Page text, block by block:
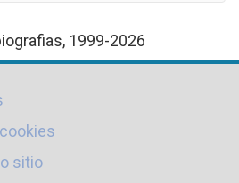
1999-2026
sitio